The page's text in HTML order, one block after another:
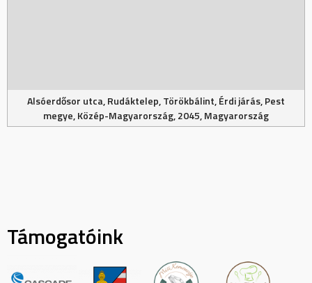
Alsóerdősor utca, Rudáktelep, Törökbálint, Érdi járás, Pest
megye, Közép-Magyarország, 2045, Magyarország
Támogatóink